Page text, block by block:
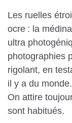
Les ruelles
ocre : la
ultra
photographies
rigolant, en
il y a du
On attire
sont habitués.